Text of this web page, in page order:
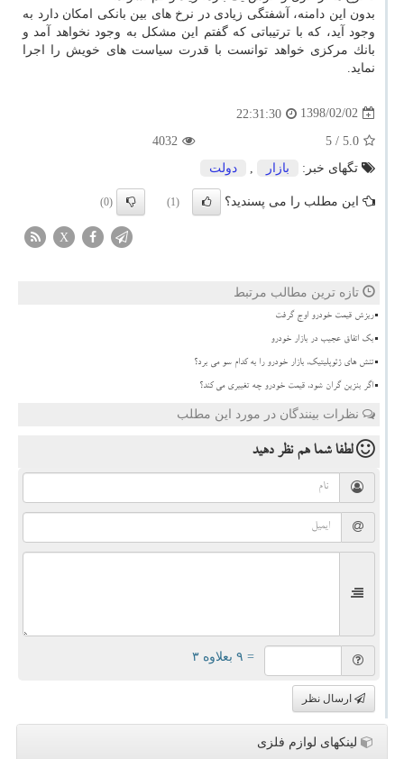
بدون این دامنه، آشفتگی زیادی در نرخ های بین بانكی امكان دارد به
وجود آید، كه با ترتیباتی كه گفتم این مشكل به وجود نخواهد آمد و
بانك مركزی خواهد توانست با قدرت سیاست های خویش را اجرا
نماید.
1398/02/02
22:31:30
5.0
/ 5
4032
تگهای خبر:
بازار , دولت
این مطلب را می پسندید؟ (1)
(0)
X
تازه ترین مطالب مرتبط
ریزش قیمت خودرو اوج گرفت
بک اتفاق عجیب در بازار خودرو
تنش های ژئوپلیتیک، بازار خودرو را به کدام سو می برد؟
اگر بنزین گران شود، قیمت خودرو چه تغییری می کند؟
نظرات بینندگان در مورد این مطلب
لطفا شما همنظر دهید
= ۹ بعلاوه ۳
ارسال نظر
لینکهای لوازم فلزی